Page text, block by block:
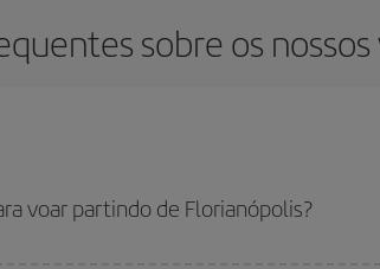
sobre os
voar partindo de Florianópolis?